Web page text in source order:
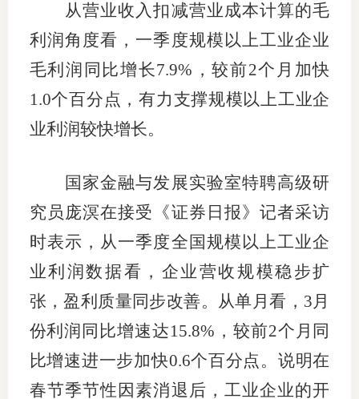
联系方
从营业收入扣减营业成本计算的毛
利润角度看，一季度规模以上工业企业
毛利润同比增长7.9%，较前2个月加快
1.0个百分点，有力支撑规模以上工业企
业利润较快增长。
国家金融与发展实验室特聘高级研
究员庞溟在接受《证券日报》记者采访
时表示，从一季度全国规模以上工业企
业利润数据看，企业营收规模稳步扩
张，盈利质量同步改善。从单月看，3月
份利润同比增速达15.8%，较前2个月同
比增速进一步加快0.6个百分点。说明在
春节季节性因素消退后，工业企业的开